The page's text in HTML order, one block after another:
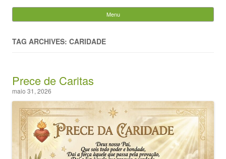
Evandro Legramonte
por:
Menu
TAG ARCHIVES: CARIDADE
Prece de Caritas
maio 31, 2026